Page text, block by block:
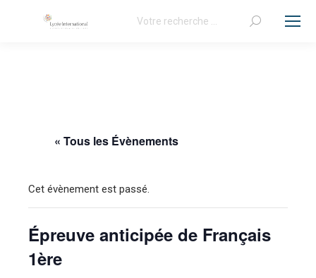
Recherche
« Tous les Évènements
Cet évènement est passé.
Épreuve anticipée de Français
1ère